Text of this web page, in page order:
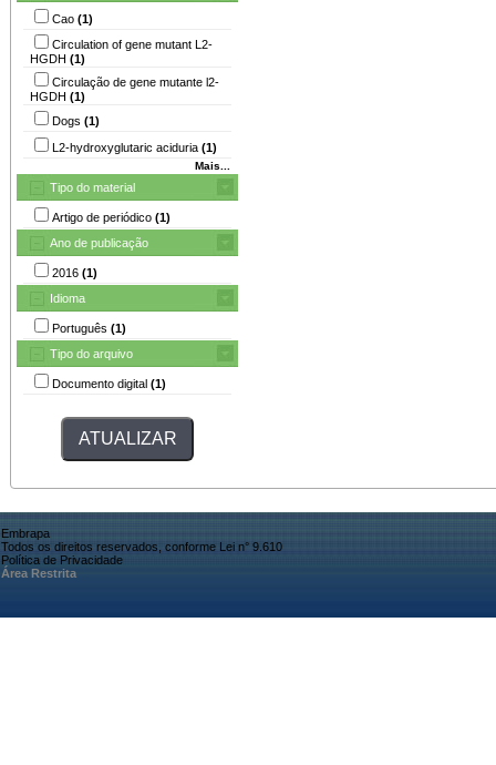
Cao (1)
Circulation of gene mutant L2-
HGDH (1)
Circulação de gene mutante l2-
HGDH (1)
Dogs (1)
L2-hydroxyglutaric aciduria (1)
Mais...
Tipo do material
Artigo de periódico (1)
Ano de publicação
2016 (1)
Idioma
Português (1)
Tipo do arquivo
Documento digital (1)
Embrapa
Todos os direitos reservados, conforme Lei n° 9.610
Política de Privacidade
Área Restrita